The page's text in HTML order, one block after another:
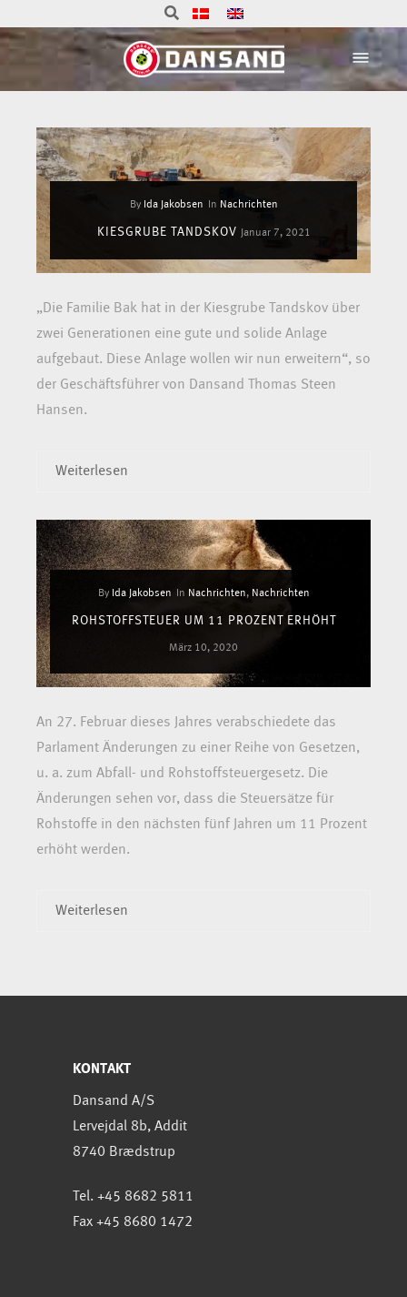
By Ida Jakobsen In Nachrichten
KIESGRUBE TANDSKOV Januar 7, 2021
„Die Familie Bak hat in der Kiesgrube Tandskov über
zwei Generationen eine gute und solide Anlage
aufgebaut. Diese Anlage wollen wir nun erweitern“, so
der Geschäftsführer von Dansand Thomas Steen
Hansen.
Weiterlesen
By Ida Jakobsen In Nachrichten, Nachrichten
ROHSTOFFSTEUER UM 11 PROZENT ERHÖHT
März 10, 2020
An 27. Februar dieses Jahres verabschiedete das
Parlament Änderungen zu einer Reihe von Gesetzen,
u. a. zum Abfall- und Rohstoffsteuergesetz. Die
Änderungen sehen vor, dass die Steuersätze für
Rohstoffe in den nächsten fünf Jahren um 11 Prozent
erhöht werden.
Weiterlesen
KONTAKT
Dansand A/S
Lervejdal 8b, Addit
8740 Brædstrup
Tel. +45 8682 5811
Fax +45 8680 1472